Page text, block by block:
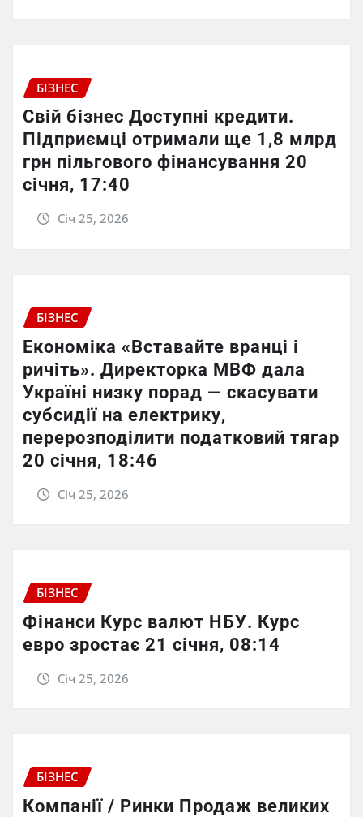
БІЗНЕС
Свій бізнес Доступні кредити.
Підприємці отримали ще 1,8 млрд
грн пільгового фінансування 20
січня, 17:40
Січ 25, 2026
БІЗНЕС
Економіка «Вставайте вранці і
ричіть». Директорка МВФ дала
Україні низку порад — скасувати
субсидії на електрику,
перерозподілити податковий тягар
20 січня, 18:46
Січ 25, 2026
БІЗНЕС
Фінанси Курс валют НБУ. Курс
евро зростає 21 січня, 08:14
Січ 25, 2026
БІЗНЕС
Компанії / Ринки Продаж великих